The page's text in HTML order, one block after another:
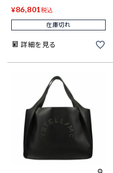
¥86,801税込
在庫切れ
詳細を見る